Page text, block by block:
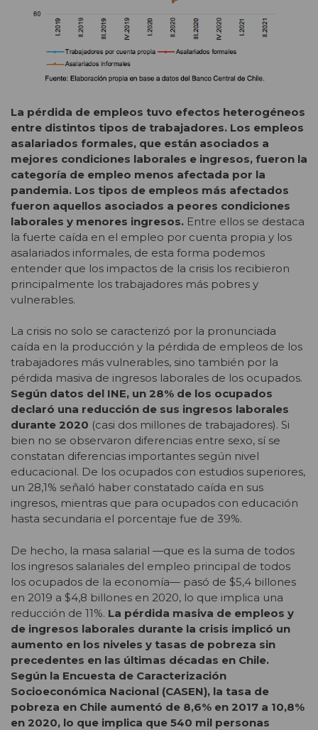
La pérdida de empleos tuvo efectos heterogéneos
entre distintos tipos de trabajadores. Los empleos
asalariados formales, que están asociados a
mejores condiciones laborales e ingresos, fueron la
categoría de empleo menos afectada por la
pandemia. Los tipos de empleos más afectados
fueron aquellos asociados a peores condiciones
laborales y menores ingresos. Entre ellos se destaca
la fuerte caída en el empleo por cuenta propia y los
asalariados informales, de esta forma podemos
entender que los impactos de la crisis los recibieron
principalmente los trabajadores más pobres y
vulnerables.
La crisis no solo se caracterizó por la pronunciada
caída en la producción y la pérdida de empleos de los
trabajadores más vulnerables, sino también por la
pérdida masiva de ingresos laborales de los ocupados.
Según datos del INE, un 28% de los ocupados
declaró una reducción de sus ingresos laborales
durante 2020 (casi dos millones de trabajadores). Si
bien no se observaron diferencias entre sexo, sí se
constatan diferencias importantes según nivel
educacional. De los ocupados con estudios superiores,
un 28,1% señaló haber constatado caída en sus
ingresos, mientras que para ocupados con educación
hasta secundaria el porcentaje fue de 39%.
De hecho, la masa salarial —que es la suma de todos
los ingresos salariales del empleo principal de todos
los ocupados de la economía— pasó de $5,4 billones
en 2019 a $4,8 billones en 2020, lo que implica una
reducción de 11%. La pérdida masiva de empleos y
de ingresos laborales durante la crisis implicó un
aumento en los niveles y tasas de pobreza sin
precedentes en las últimas décadas en Chile.
Según la Encuesta de Caracterización
Socioeconómica Nacional (CASEN), la tasa de
pobreza en Chile aumentó de 8,6% en 2017 a 10,8%
en 2020, lo que implica que 540 mil personas